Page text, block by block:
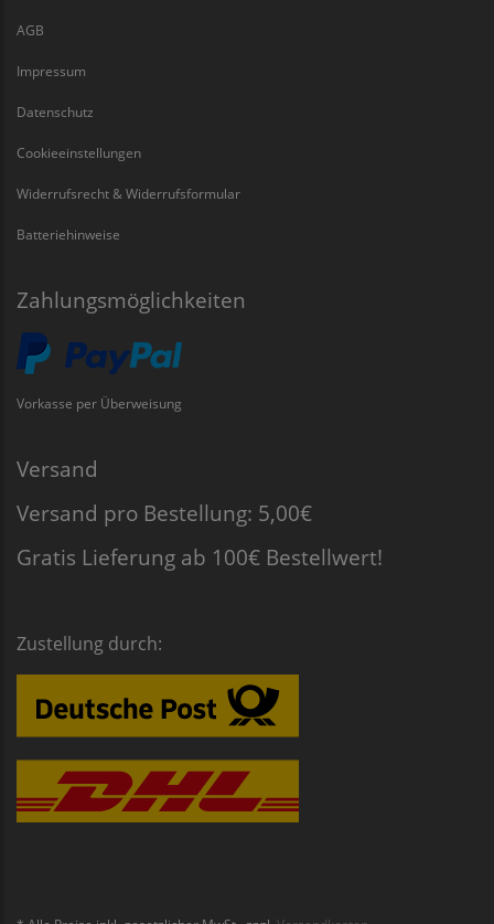
AGB
Impressum
Datenschutz
Cookieeinstellungen
Widerrufsrecht & Widerrufsformular
Batteriehinweise
Zahlungsmöglichkeiten
Vorkasse per Überweisung
Versand
Versand pro Bestellung: 5,00€
Gratis Lieferung ab 100€ Bestellwert!
Zustellung durch: